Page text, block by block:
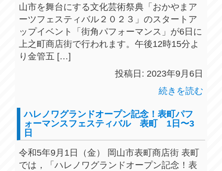
山市を舞台にする文化芸術祭典「おかやまア
ーツフェスティバル２０２３」のスタートア
ップイベント「街角パフォーマンス」が6日に
上之町商店街で行われます。午後12時15分よ
り金管五 […]
投稿日: 2023年9月6日
続きを読む
ハレノワグランドオープン記念！表町パフ
ォーマンスフェスティバル 表町 1日〜3
日
令和5年9月1日（金） 岡山市表町商店街 表町
では，「ハレノワグランドオープン記念！表